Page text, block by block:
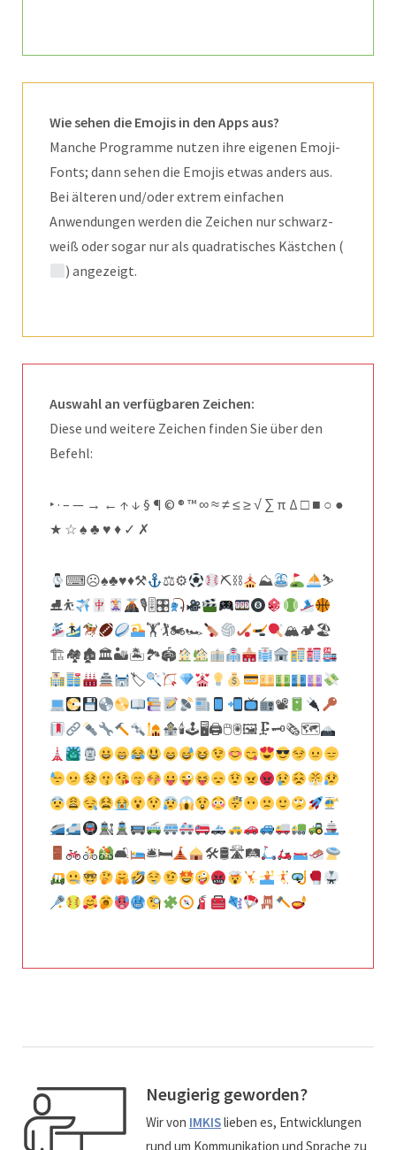
Wie sehen die Emojis in den Apps aus?
Manche Programme nutzen ihre eigenen Emoji-
Fonts; dann sehen die Emojis etwas anders aus.
Bei älteren und/oder extrem einfachen
Anwendungen werden die Zeichen nur schwarz-
weiß oder sogar nur als quadratisches Kästchen (
) angezeigt.
Auswahl an verfügbaren Zeichen:
Diese und weitere Zeichen finden Sie über den
Befehl:
‣ · – — → ← ↑ ↓ § ¶ © ® ™ ∞ ≈ ≠ ≤ ≥ √ ∑ π Δ □ ■ ○ ●
★ ☆ ♠ ♣ ♥ ♦ ✓ ✗
⌨☹♠♣♥♦⚒ ⚖⚙ ⛏⛓ ⛰
⛷
⛸⛹
🎙🎚🎛
🏋🏌🏍🏎
🏔🏕🏖
🏗🏘🏚🏛🏜🏝🏞🏟
🏷
📽
🕯🕹🖥🖨🖱🖲🖼🗜🗝🗞🗺
🛋 🛎🛏 🛠🛢🛣🛤
Neugierig geworden?
Wir von IMKISlieben es, Entwicklungen
rund um Kommunikation und Sprache zu